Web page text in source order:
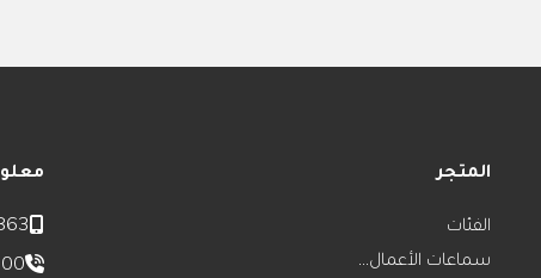
المتجر
الفئات
سماعات الأعمال...